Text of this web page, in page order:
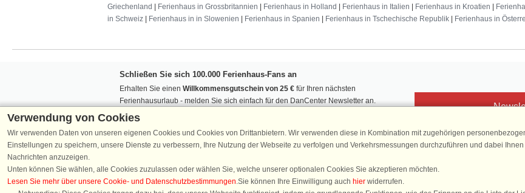
Griechenland
Ferienhaus in Grossbritannien Ferienhaus in Holland Ferienhaus in Italien Ferienhaus in Kroatien
in Schweiz
Ferienhaus in in Slowenien Ferienhaus in Spanien Ferienhaus in Tschechische Republik Ferienhaus in
Schließen Sie sich 100.000 Ferienhaus-Fans an
Erhalten Sie einen Willkommensgutschein von 25 € für Ihren nächsten
Ferienhausurlaub - melden Sie sich einfach für den DanCenter Newsletter an.
Verpassen Sie nie wieder exklusive Angebote, Gewinnspiele und Urlaubstipps!
Folgen Sie uns:
Verwendung von Cookies
Wir verwenden Daten von unseren eigenen Cookies und Cookies von Drittanbietern. Wir verwenden diese in Kombination mit zugehörigen
Einstellungen zu speichern, unsere Dienste zu verbessern, Ihre Nutzung der Webseite zu verfolgen und Verkehrsmessungen durchzuführen und dabei
Nachrichten anzuzeigen.
Unten können Sie wählen, alle Cookies zuzulassen oder wählen Sie, welche unserer optionalen Cookies Sie akzeptieren möchten.
Lesen Sie mehr über unsere Cookie- und Datenschutzbestimmungen.Sie können Ihre Einwilligung auch hier widerrufen.